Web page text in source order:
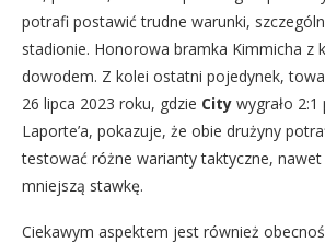
potrafi postawić trudne warunki,
stadionie. Honorowa bramka Kimmicha z
dowodem. Z kolei ostatni pojedynek,
26 lipca 2023 roku, gdzie City wygrało
Laporte’a, pokazuje, że obie drużyny
testować różne warianty taktyczne,
mniejszą stawkę.
Ciekawym aspektem jest również